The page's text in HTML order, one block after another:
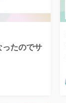
ったのでサ